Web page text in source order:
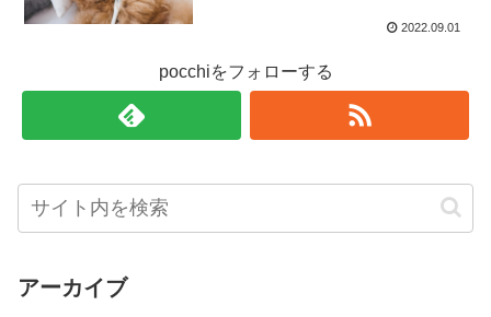
2022.09.01
pocchiをフォローする
アーカイブ